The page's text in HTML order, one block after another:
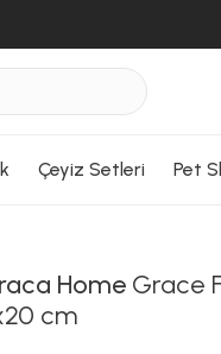
Çeyiz Setleri Pet
Home Grace
cm